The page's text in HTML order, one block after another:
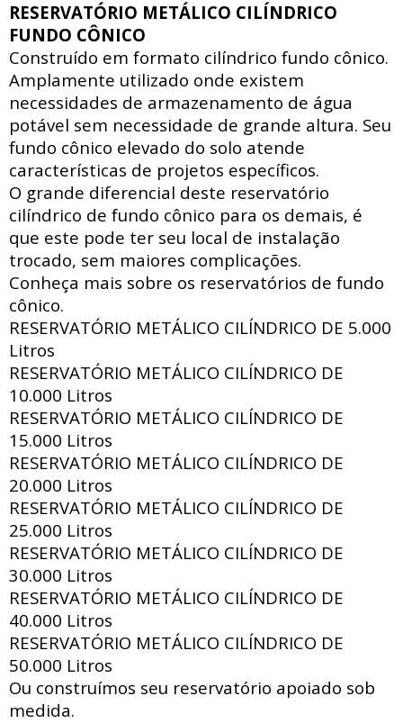
RESERVATÓRIO METÁLICO CILÍNDRICO
FUNDO CÔNICO
Construído em formato cilíndrico fundo cônico.
Amplamente utilizado onde existem
necessidades de armazenamento de água
potável sem necessidade de grande altura. Seu
fundo cônico elevado do solo atende
características de projetos específicos.
O grande diferencial deste reservatório
cilíndrico de fundo cônico para os demais, é
que este pode ter seu local de instalação
trocado, sem maiores complicações.
Conheça mais sobre os reservatórios de fundo
cônico.
RESERVATÓRIO METÁLICO CILÍNDRICO DE 5.000
Litros
RESERVATÓRIO METÁLICO CILÍNDRICO DE
10.000 Litros
RESERVATÓRIO METÁLICO CILÍNDRICO DE
15.000 Litros
RESERVATÓRIO METÁLICO CILÍNDRICO DE
20.000 Litros
RESERVATÓRIO METÁLICO CILÍNDRICO DE
25.000 Litros
RESERVATÓRIO METÁLICO CILÍNDRICO DE
30.000 Litros
RESERVATÓRIO METÁLICO CILÍNDRICO DE
40.000 Litros
RESERVATÓRIO METÁLICO CILÍNDRICO DE
50.000 Litros
Ou construímos seu reservatório apoiado sob
medida.